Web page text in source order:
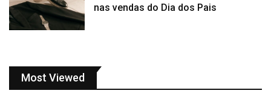
nas vendas do Dia dos Pais
Most Viewed